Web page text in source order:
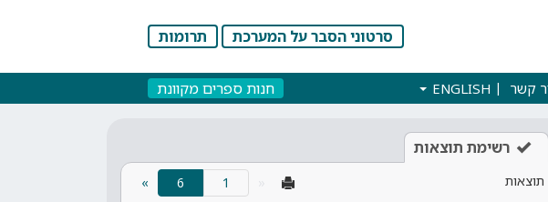
סרטוני הסבר על המערכת תרומות
קשר ENGLISH חנות ספרים מקוונת
רשימת תוצאות
תוצאות 6
(current)
»